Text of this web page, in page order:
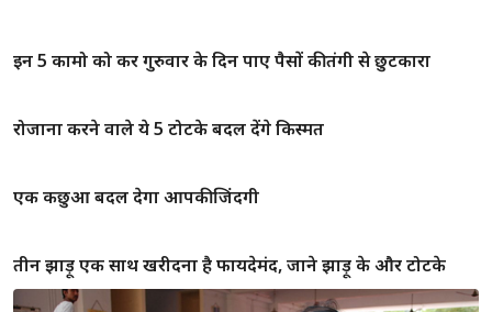
त्रिदेवों और तीनों महादेवियों की कृपा मिलती है, कलाई पर इस धागे को